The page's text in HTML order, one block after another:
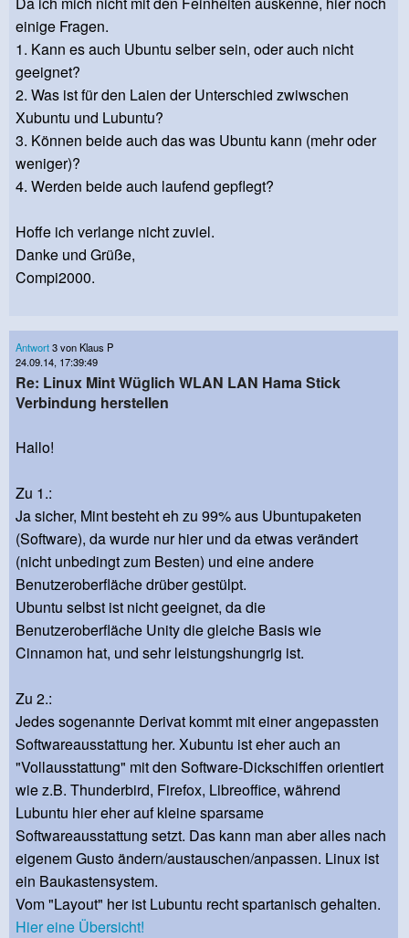
einige Fragen.
1. Kann es auch Ubuntu selber sein, oder auch nicht
geeignet?
2. Was ist für den Laien der Unterschied zwiwschen
Xubuntu und Lubuntu?
3. Können beide auch das was Ubuntu kann (mehr oder
weniger)?
4. Werden beide auch laufend gepflegt?
Hoffe ich verlange nicht zuviel.
Danke und Grüße,
Compi2000.
Antwort3 von Klaus P
24.09.14, 17:39:49
Re: Linux Mint Wüglich WLAN LAN Hama Stick
Verbindung herstellen
Hallo!
Zu 1.:
Ja sicher, Mint besteht eh zu 99% aus Ubuntupaketen
(Software), da wurde nur hier und da etwas verändert
(nicht unbedingt zum Besten) und eine andere
Benutzeroberfläche drüber gestülpt.
Ubuntu selbst ist nicht geeignet, da die
Benutzeroberfläche Unity die gleiche Basis wie
Cinnamon hat, und sehr leistungshungrig ist.
Zu 2.:
Jedes sogenannte Derivat kommt mit einer angepassten
Softwareausstattung her. Xubuntu ist eher auch an
"Vollausstattung" mit den Software-Dickschiffen orientiert
wie z.B. Thunderbird, Firefox, Libreoffice, während
Lubuntu hier eher auf kleine sparsame
Softwareausstattung setzt. Das kann man aber alles nach
eigenem Gusto ändern/austauschen/anpassen. Linux ist
ein Baukastensystem.
Vom "Layout" her ist Lubuntu recht spartanisch gehalten.
Hier eine Übersicht!